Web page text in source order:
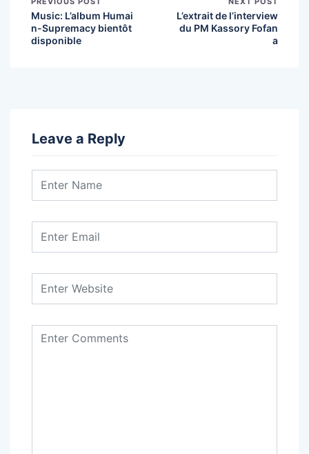
Music: L’album Humai
n-Supremacy bientôt
disponible
L’extrait de l’interview
du PM Kassory Fofan
a
Leave a Reply